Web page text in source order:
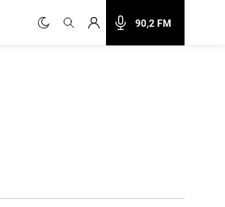
90,2 FM